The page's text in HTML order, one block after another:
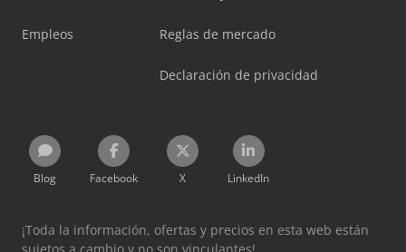
Empleos Reglas de mercado
Declaración de privacidad
Blog Facebook X LinkedIn
¡Toda la información, ofertas y precios en esta web están
sujetos a cambio y no son vinculantes!